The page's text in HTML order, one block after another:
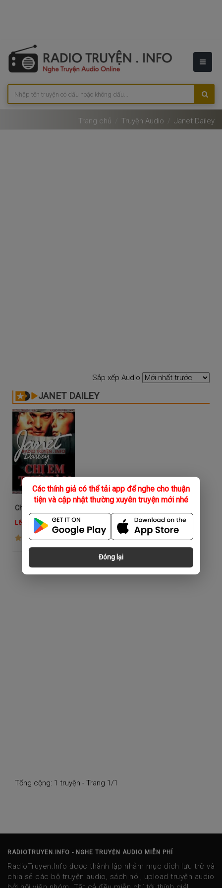
Các thính giả có thể tải app để nghe cho thuận
tiện và cập nhật thường xuyên truyện mới nhé
Đóng lại
Trang chủ Truyện Audio Janet Dailey
Sắp xếp Audio
JANET DAILEY
Chị Em Thù Hận
Lê Duyên
Tổng cộng: 1 truyện - Trang 1/1
RADIOTRUYEN.INFO - NGHE TRUYỆN AUDIO MIỄN PHÍ
RadioTruyen.Info được thành lập nhằm mục đích lưu trữ và
chia sẻ các bộ truyện audio, sách nói, upload truyện audio